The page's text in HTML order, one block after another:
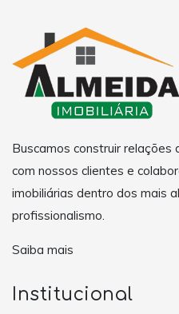
Buscamos construir relações
com nossos clientes e
imobiliárias dentro dos mais
profissionalismo.
Saiba mais
Institucional